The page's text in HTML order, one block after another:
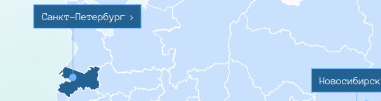
Санкт-Петербург >
Новосибирск